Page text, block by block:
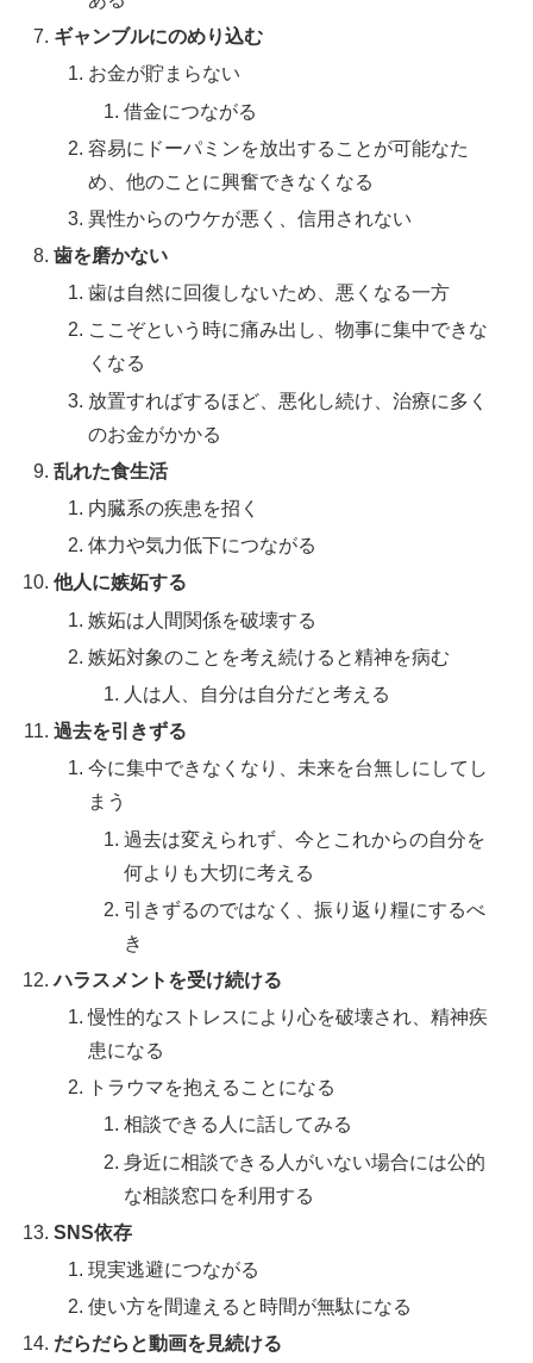
ギャンブルにのめり込む
お金が貯まらない
借金につながる
容易にドーパミンを放出することが可能なた
め、他のことに興奮できなくなる
異性からのウケが悪く、信用されない
歯を磨かない
歯は自然に回復しないため、悪くなる一方
ここぞという時に痛み出し、物事に集中できな
くなる
放置すればするほど、悪化し続け、治療に多く
のお金がかかる
乱れた食生活
内臓系の疾患を招く
体力や気力低下につながる
他人に嫉妬する
嫉妬は人間関係を破壊する
嫉妬対象のことを考え続けると精神を病む
人は人、自分は自分だと考える
過去を引きずる
今に集中できなくなり、未来を台無しにしてし
まう
過去は変えられず、今とこれからの自分を
何よりも大切に考える
引きずるのではなく、振り返り糧にするべ
き
ハラスメントを受け続ける
慢性的なストレスにより心を破壊され、精神疾
患になる
トラウマを抱えることになる
相談できる人に話してみる
身近に相談できる人がいない場合には公的
な相談窓口を利用する
SNS依存
現実逃避につながる
使い方を間違えると時間が無駄になる
だらだらと動画を見続ける